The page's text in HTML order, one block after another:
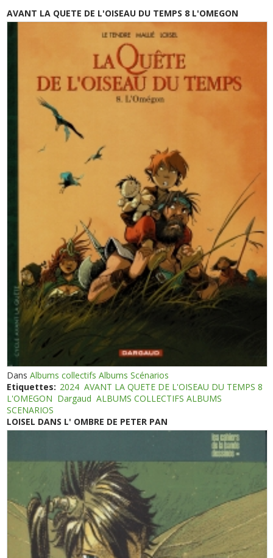
AVANT LA QUETE DE L'OISEAU DU TEMPS 8 L'OMEGON
DansAlbums collectifs Albums Scénarios
Etiquettes: 2024 AVANT LA QUETE DE L'OISEAU DU TEMPS 8
L'OMEGON Dargaud ALBUMS COLLECTIFS ALBUMS
SCENARIOS
LOISEL DANS L' OMBRE DE PETER PAN